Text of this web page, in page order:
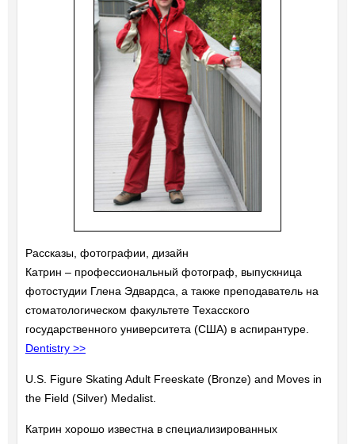
Рассказы, фотографии, дизайн
Катрин – профессиональный фотограф, выпускница
фотостудии Глена Эдвардса, а также преподаватель на
стоматологическом факультете Техасского
государственного университета (США) в аспирантуре.
Dentistry >>
U.S. Figure Skating Adult Freeskate (Bronze) and Moves in
the Field (Silver) Medalist.
Катрин хорошо известна в специализированных